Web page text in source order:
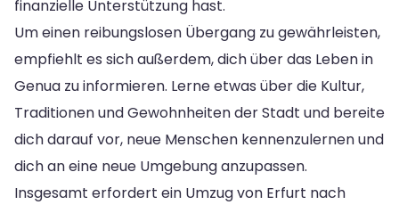
finanzielle Unterstützung hast.
Um einen reibungslosen Übergang zu gewährleisten,
empfiehlt es sich außerdem, dich über das Leben in
Genua zu informieren. Lerne etwas über die Kultur,
Traditionen und Gewohnheiten der Stadt und bereite
dich darauf vor, neue Menschen kennenzulernen und
dich an eine neue Umgebung anzupassen.
Insgesamt erfordert ein Umzug von Erfurt nach